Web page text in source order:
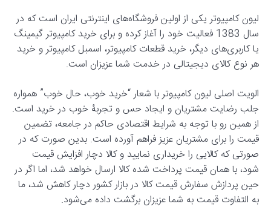
لیون کامپیوتر یکی از اولین فروشگاه‌های اینترنتی ایران است که در
سال 1383 فعالیت خود را آغاز کرده و برای خرید کامپیوتر گیمینگ
یا کاربری‌های دیگر، خرید قطعات کامپیوتر، اسمبل کامپیوتر و خرید
هر نوع کالای دیجیتالی در خدمت شما عزیزان است.
الویت اصلی لیون کامپیوتر با شعار “خرید خوب، حال خوب” همواره
جلب رضایت مشتریان و ایجاد حس و تجربۀ خوب در خرید است.
از همین رو با توجه به شرایط اقتصادی حاکم در جامعه، تضمین
قیمت را برای مشتریان عزیز فراهم آورده است. بدین صورت که در
صورتی که کالایی را خریداری نمایید و کالا دچار افزایش قیمت
شود، با همان قیمت پرداخت شده کالا ارسال خواهد شد، اما اگر در
حین پردازش سفارش قیمت کالا در بازار کشور دچار کاهش شد، ما
به التفاوت قیمت به شما عزیزان برگشت داده می‌شود.